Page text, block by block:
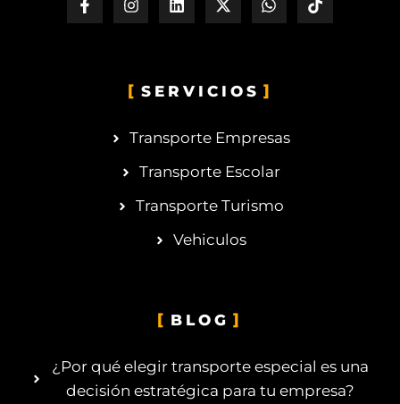
SERVICIOS
Transporte Empresas
Transporte Escolar
Transporte Turismo
Vehiculos
BLOG
¿Por qué elegir transporte especial es una
decisión estratégica para tu empresa?